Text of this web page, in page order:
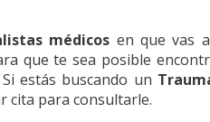
médicos en que vas
que te sea posible
estás buscando un
cita para consultarle.